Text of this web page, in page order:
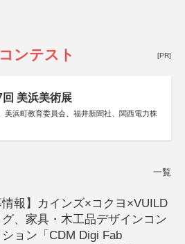
ンテスト [PR]
美浜美術展
美浜町教育委員会、福井新聞社、関西電力株
一覧
情報】カインズ×コクヨ×VUILD
、家具・木工品デザインコン
ョン「CDM Digi Fab